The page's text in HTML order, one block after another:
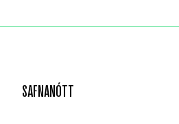
SAFNANÓTT